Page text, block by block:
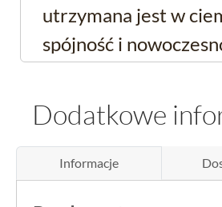
utrzymana jest w
spójność i
stopnicy
Dodatkowe
Informacje